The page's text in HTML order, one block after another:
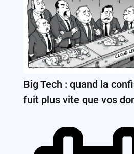
Big Tech : quand la
fuit plus vite que vos